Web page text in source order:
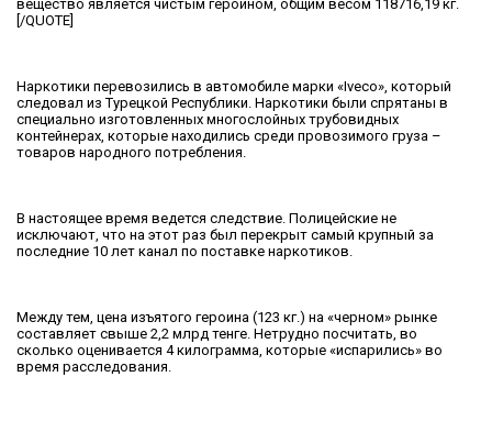
вещество является чистым героином, общим весом 118716,19 кг.
[/QUOTE]
Наркотики перевозились в автомобиле марки «Iveco», который
следовал из Турецкой Республики. Наркотики были спрятаны в
специально изготовленных многослойных трубовидных
контейнерах, которые находились среди провозимого груза –
товаров народного потребления.
В настоящее время ведется следствие. Полицейские не
исключают, что на этот раз был перекрыт самый крупный за
последние 10 лет канал по поставке наркотиков.
Между тем, цена изъятого героина (123 кг.) на «черном» рынке
составляет свыше 2,2 млрд тенге. Нетрудно посчитать, во
сколько оценивается 4 килограмма, которые «испарились» во
время расследования.